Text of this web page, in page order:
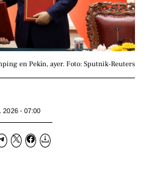
en Pekín, ayer. Foto: Sputnik-Reuters
2026 - 07:00